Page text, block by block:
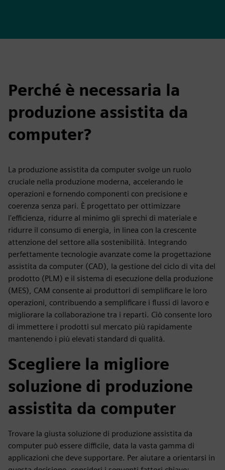
Perché è necessaria la
produzione assistita da
computer?
La produzione assistita da computer svolge un ruolo
cruciale nella produzione moderna, accelerando le
operazioni e fornendo componenti con precisione e
coerenza senza pari. È progettato per ottimizzare
l'efficienza, ridurre al minimo gli sprechi di materiale e
ridurre il consumo di energia, in linea con la crescente
attenzione del settore alla sostenibilità. Integrando
perfettamente tecnologie avanzate come la progettazione
assistita da computer (CAD), la gestione del ciclo di vita del
prodotto (PLM) e il sistema di esecuzione della produzione
(MES), CAM consente ai produttori di semplificare le loro
operazioni, contribuendo a semplificare i flussi di lavoro e
migliorare la collaborazione tra i reparti. Ciò consente loro
di immettere i prodotti sul mercato più rapidamente
mantenendo i più elevati standard di qualità.
Scegliere la migliore
soluzione di produzione
assistita da computer
Trovare la giusta soluzione di produzione assistita da
computer può essere difficile, data la vasta gamma di
applicazioni che deve supportare. Per aiutare a orientarsi in